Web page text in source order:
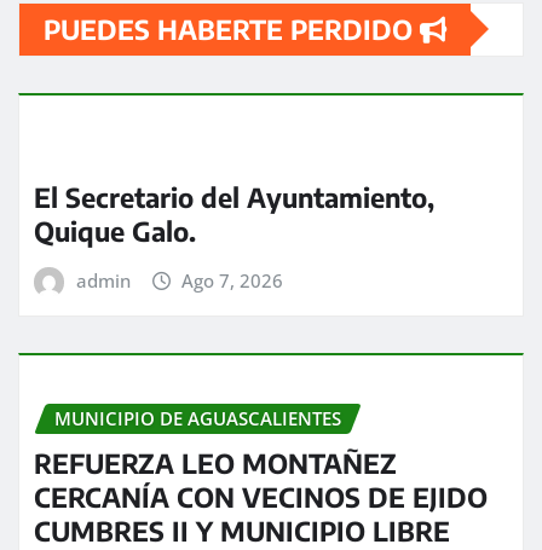
PUEDES HABERTE PERDIDO
El Secretario del Ayuntamiento,
Quique Galo.
admin Ago 7, 2026
MUNICIPIO DE AGUASCALIENTES
REFUERZA LEO MONTAÑEZ
CERCANÍA CON VECINOS DE EJIDO
CUMBRES II Y MUNICIPIO LIBRE